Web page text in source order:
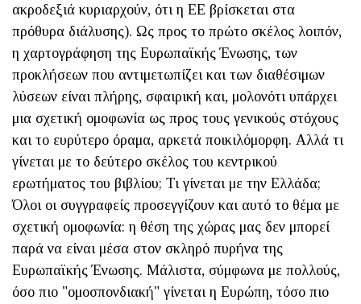
ακροδεξιά κυριαρχούν, ότι η ΕΕ βρίσκεται στα
πρόθυρα διάλυσης). Ως προς το πρώτο σκέλος λοιπόν,
η χαρτογράφηση της Ευρωπαϊκής Ένωσης, των
προκλήσεων που αντιμετωπίζει και των διαθέσιμων
λύσεων είναι πλήρης, σφαιρική και, μολονότι υπάρχει
μια σχετική ομοφωνία ως προς τους γενικούς στόχους
και το ευρύτερο όραμα, αρκετά ποικιλόμορφη. Αλλά τι
γίνεται με το δεύτερο σκέλος του κεντρικού
ερωτήματος του βιβλίου; Τι γίνεται με την Ελλάδα;
Όλοι οι συγγραφείς προσεγγίζουν και αυτό το θέμα με
σχετική ομοφωνία: η θέση της χώρας μας δεν μπορεί
παρά να είναι μέσα στον σκληρό πυρήνα της
Ευρωπαϊκής Ένωσης. Μάλιστα, σύμφωνα με πολλούς,
όσο πιο "ομοσπονδιακή" γίνεται η Ευρώπη, τόσο πιο